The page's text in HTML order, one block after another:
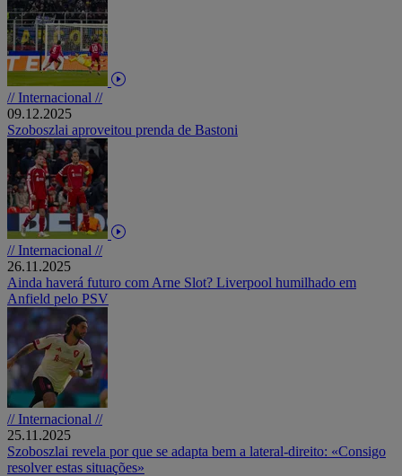
// Internacional //
09.12.2025
Szoboszlai aproveitou prenda de Bastoni
// Internacional //
26.11.2025
Ainda haverá futuro com Arne Slot? Liverpool humilhado em
Anfield pelo PSV
// Internacional //
25.11.2025
Szoboszlai revela por que se adapta bem a lateral-direito: «Consigo
resolver estas situações»